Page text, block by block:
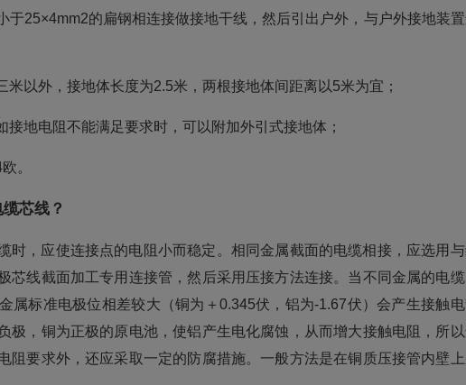
25×4mm2的扁钢相连接做接地干线，然后引出户外，与户外接地装
以外，接地体长度为2.5米，两根接地体间距离以5米为宜；
地电阻不能满足要求时，可以附加外引式接地体；
。
芯线？
时，应使连接点的电阻小而稳定。相同金属截面的电缆相接，应选用
芯线截面加工专用连接管，然后采用压接方法连接。当不同金属的电
属标准电极位相差较大（铜为＋0.345伏，铝为-1.67伏）会产生接触
极，铜为正极的原电池，使铝产生电化腐蚀，从而增大接触电阻，所
阻要求外，还应采取一定的防腐措施。一般方法是在铜质压接管内壁